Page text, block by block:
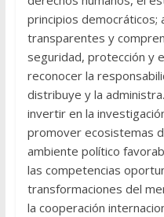
principios democráticos;
transparentes y
seguridad, protección y
reconocer la
distribuye y la
invertir en la
promover ecosistemas
ambiente político
las competencias
transformaciones del
la cooperación